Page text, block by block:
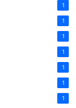
1
1
1
1
1
1
1